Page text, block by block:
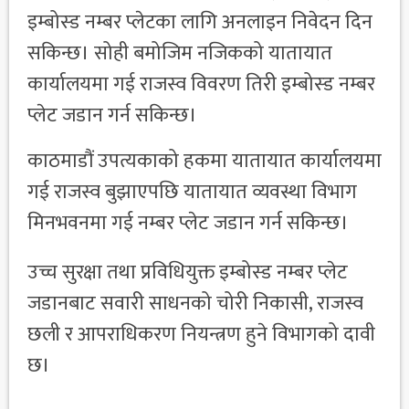
इम्बोस्ड नम्बर प्लेटका लागि अनलाइन निवेदन दिन
सकिन्छ। सोही बमोजिम नजिकको यातायात
कार्यालयमा गई राजस्व विवरण तिरी इम्बोस्ड नम्बर
प्लेट जडान गर्न सकिन्छ।
काठमाडौं उपत्यकाको हकमा यातायात कार्यालयमा
गई राजस्व बुझाएपछि यातायात व्यवस्था विभाग
मिनभवनमा गई नम्बर प्लेट जडान गर्न सकिन्छ।
उच्च सुरक्षा तथा प्रविधियुक्त इम्बोस्ड नम्बर प्लेट
जडानबाट सवारी साधनको चोरी निकासी, राजस्व
छली र आपराधिकरण नियन्त्रण हुने विभागको दावी
छ।